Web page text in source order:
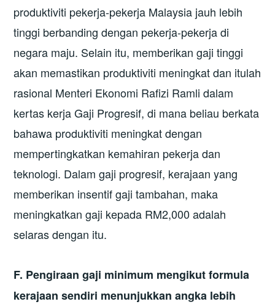
produktiviti pekerja-pekerja Malaysia jauh lebih
tinggi berbanding dengan pekerja-pekerja di
negara maju. Selain itu, memberikan gaji tinggi
akan memastikan produktiviti meningkat dan itulah
rasional Menteri Ekonomi Rafizi Ramli dalam
kertas kerja Gaji Progresif, di mana beliau berkata
bahawa produktiviti meningkat dengan
mempertingkatkan kemahiran pekerja dan
teknologi. Dalam gaji progresif, kerajaan yang
memberikan insentif gaji tambahan, maka
meningkatkan gaji kepada RM2,000 adalah
selaras dengan itu.
F. Pengiraan gaji minimum mengikut formula
kerajaan sendiri menunjukkan angka lebih